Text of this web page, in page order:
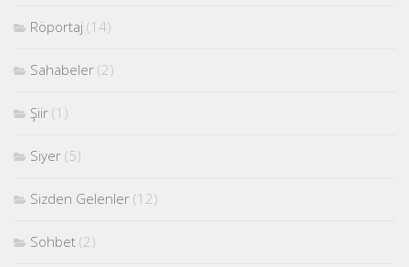
Röportaj (14)
Sahabeler (2)
Şiir (1)
Siyer (5)
Sizden Gelenler (12)
Sohbet (2)